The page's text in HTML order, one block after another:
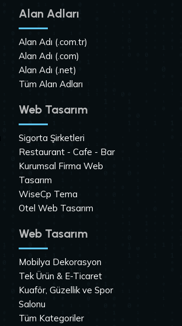
Alan Adları
Alan Adı (.com.tr)
Alan Adı (.com)
Alan Adı (.net)
Tüm Alan Adları
Web Tasarım
Sigorta Şirketleri
Restaurant - Cafe - Bar
Kurumsal Firma Web
Tasarım
WiseCp Tema
Otel Web Tasarım
Web Tasarım
Mobilya Dekorasyon
Tek Ürün & E-Ticaret
Kuaför, Güzellik ve Spor
Salonu
Tüm Kategoriler